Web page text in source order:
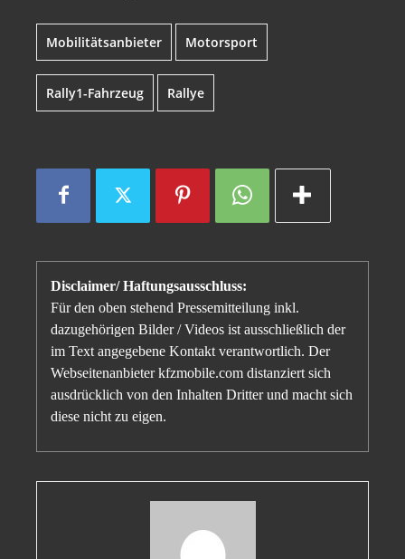
Mobilitätsanbieter Motorsport
Rally1-Fahrzeug Rallye
Disclaimer/ Haftungsausschluss:
Für den oben stehend Pressemitteilung inkl.
dazugehörigen Bilder / Videos ist ausschließlich der
im Text angegebene Kontakt verantwortlich. Der
Webseitenanbieter kfzmobile.com distanziert sich
ausdrücklich von den Inhalten Dritter und macht sich
diese nicht zu eigen.